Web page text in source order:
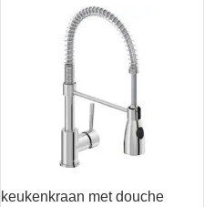
keukenkraan met douche